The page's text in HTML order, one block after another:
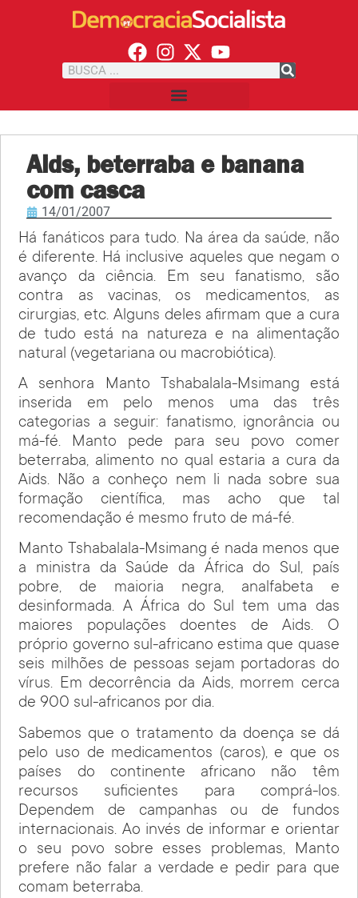
Aids, beterraba e banana
com casca
14/01/2007
Há fanáticos para tudo. Na área da saúde, não
é diferente. Há inclusive aqueles que negam o
avanço da ciência. Em seu fanatismo, são
contra as vacinas, os medicamentos, as
cirurgias, etc. Alguns deles afirmam que a cura
de tudo está na natureza e na alimentação
natural (vegetariana ou macrobiótica).
A senhora Manto Tshabalala-Msimang está
inserida em pelo menos uma das três
categorias a seguir: fanatismo, ignorância ou
má-fé. Manto pede para seu povo comer
beterraba, alimento no qual estaria a cura da
Aids. Não a conheço nem li nada sobre sua
formação científica, mas acho que tal
recomendação é mesmo fruto de má-fé.
Manto Tshabalala-Msimang é nada menos que
a ministra da Saúde da África do Sul, país
pobre, de maioria negra, analfabeta e
desinformada. A África do Sul tem uma das
maiores populações doentes de Aids. O
próprio governo sul-africano estima que quase
seis milhões de pessoas sejam portadoras do
vírus. Em decorrência da Aids, morrem cerca
de 900 sul-africanos por dia.
Sabemos que o tratamento da doença se dá
pelo uso de medicamentos (caros), e que os
países do continente africano não têm
recursos suficientes para comprá-los.
Dependem de campanhas ou de fundos
internacionais. Ao invés de informar e orientar
o seu povo sobre esses problemas, Manto
prefere não falar a verdade e pedir para que
comam beterraba.